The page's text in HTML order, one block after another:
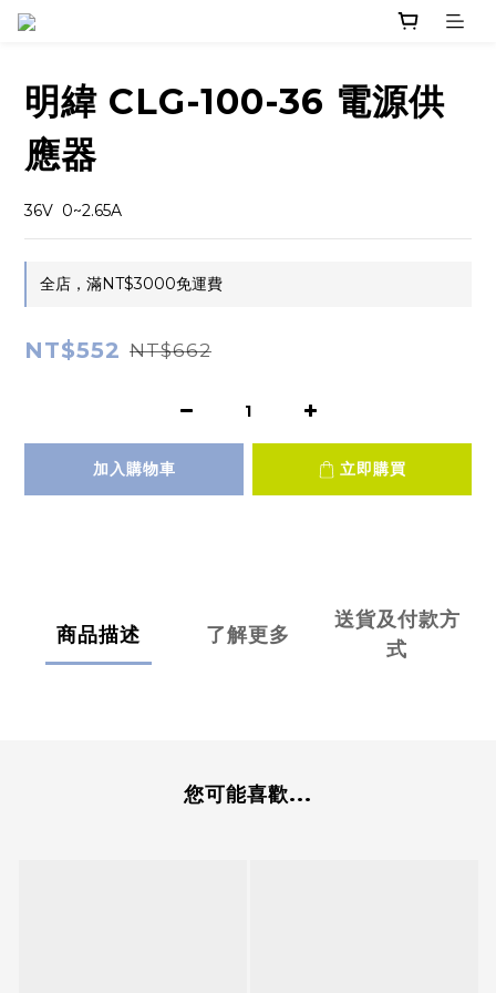
明緯 CLG-100-36 電源供
應器
36V  0~2.65A
全店，滿NT$3000免運費
NT$552 NT$662
加入購物車 立即購買
商品描述 了解更多
送貨及付款方
式
您可能喜歡...